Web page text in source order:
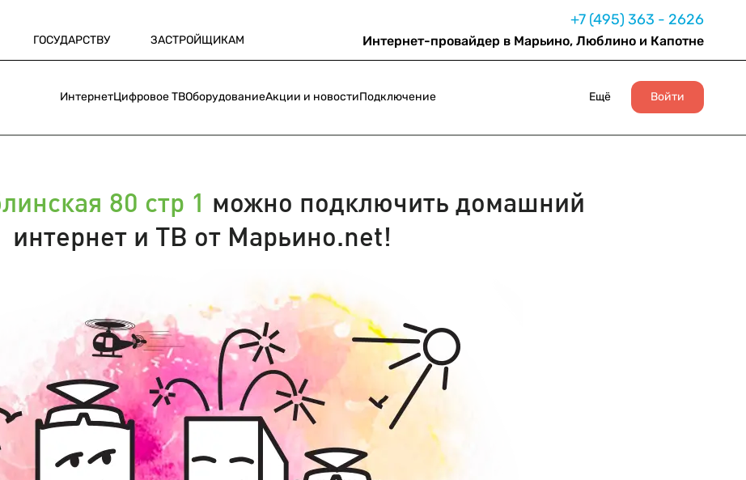
ГОСУДАРСТВУ ЗАСТРОЙЩИКАМ
+7 (495) 363 - 2626
Интернет-провайдер в Марьино, Люблино и Капотне
ИнтернетЦифровое ТВОборудованиеАкции и новостиПодключение Ещё Войти
80 стр 1 можно подключить домашний
интернет и ТВ от Марьино.net!